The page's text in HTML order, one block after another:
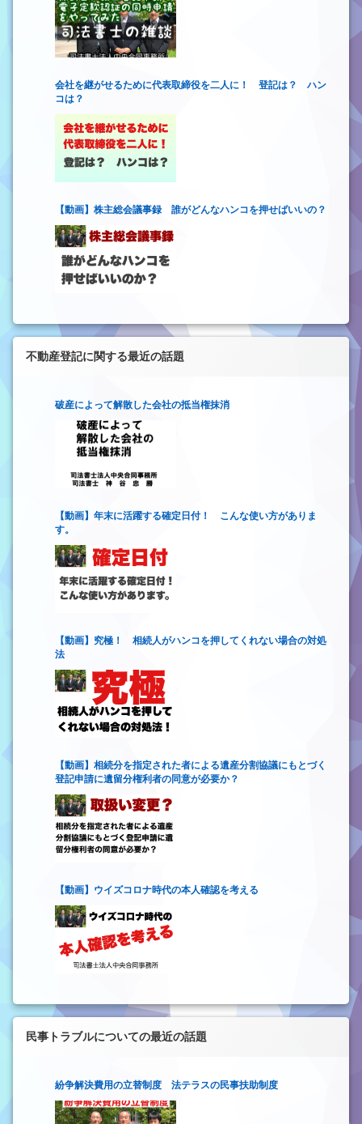
会社を継がせるために代表取締役を二人に！ 登記は？ ハン
コは？
【動画】株主総会議事録 誰がどんなハンコを押せばいいの？
不動産登記に関する最近の話題
破産によって解散した会社の抵当権抹消
【動画】年末に活躍する確定日付！ こんな使い方がありま
す。
【動画】究極！ 相続人がハンコを押してくれない場合の対処
法
【動画】相続分を指定された者による遺産分割協議にもとづく
登記申請に遺留分権利者の同意が必要か？
【動画】ウイズコロナ時代の本人確認を考える
民事トラブルについての最近の話題
紛争解決費用の立替制度 法テラスの民事扶助制度